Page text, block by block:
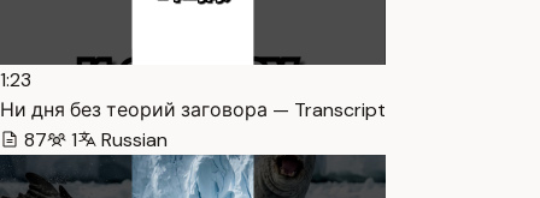
1:23
Ни дня без теорий заговора — Transcript
87
1 Russian